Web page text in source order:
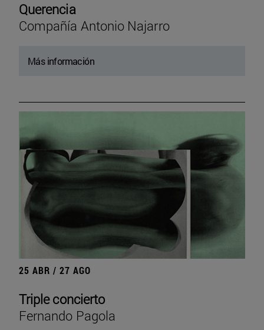
Querencia
Compañía Antonio Najarro
Más información
25 ABR / 27 AGO
Triple concierto
Fernando Pagola